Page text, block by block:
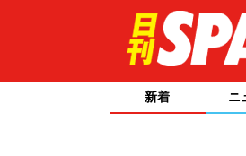
新着 ニ